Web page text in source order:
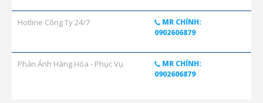
Hotline Công Ty 24/7
MR CHÍNH:
0902606879
Phản Ánh Hàng Hóa - Phục Vụ
MR CHÍNH:
0902606879